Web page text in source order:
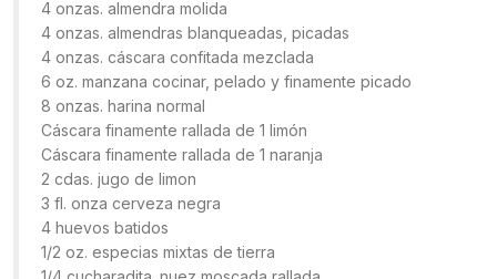
4 onzas. almendra molida
4 onzas. almendras blanqueadas, picadas
4 onzas. cáscara confitada mezclada
6 oz. manzana cocinar, pelado y finamente picado
8 onzas. harina normal
Cáscara finamente rallada de 1 limón
Cáscara finamente rallada de 1 naranja
2 cdas. jugo de limon
3 fl. onza cerveza negra
4 huevos batidos
1/2 oz. especias mixtas de tierra